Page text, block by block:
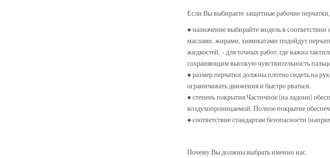
Если Вы выбираете защитные рабочие
● назначение выбирайте модель в
маслами, жирами, химикатами подойдут
жидкостей, - для точных работ, где важна
сохраняющим высокую чувствительность
● размер перчатки должны плотно сидеть на
ограничивать движения и быстро рваться.
● степень покрытия Частичное (на ладони)
воздухопроницаемой. Полное покрытие
● соответствие стандартам безопасности
Почему Вы должны выбрать именно нас.